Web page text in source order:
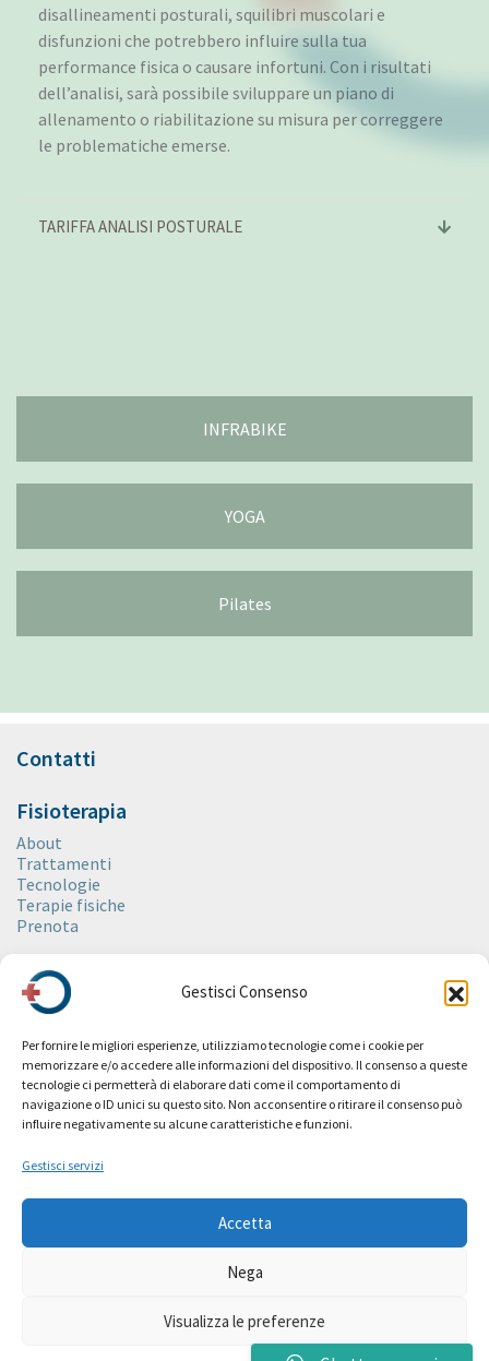
Gestisci Consenso
Per fornire le migliori esperienze, utilizziamo tecnologie come i cookie per
memorizzare e/o accedere alle informazioni del dispositivo. Il consenso a queste
tecnologie ci permetterà di elaborare dati come il comportamento di
navigazione o ID unici su questo sito. Non acconsentire o ritirare il consenso può
influire negativamente su alcune caratteristiche e funzioni.
Gestisci servizi
Accetta
Nega
Visualizza le preferenze
disallineamenti posturali, squilibri muscolari e
disfunzioni che potrebbero influire sulla tua
performance fisica o causare infortuni. Con i risultati
dell’analisi, sarà possibile sviluppare un piano di
allenamento o riabilitazione su misura per correggere
le problematiche emerse.
TARIFFA ANALISI POSTURALE
INFRABIKE
YOGA
Pilates
Contatti
Fisioterapia
About
Trattamenti
Tecnologie
Terapie fisiche
Prenota
Spa
About
Ambienti
Trattamenti
Rituali
Wellness
Estetica
Spa Etiquette
Listino prezzi
Revive
Fitness
© Choice-health.ch – L.U.de.S. sagl – CHE-362259353 – Made with
Syroop